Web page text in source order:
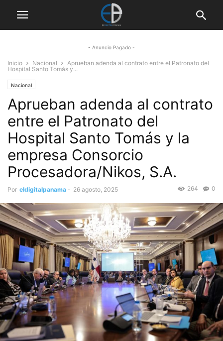
- Anuncio Pagado -
Inicio Nacional
Aprueban adenda al contrato entre el Patronato del
Hospital Santo Tomás y...
Nacional
Aprueban adenda al contrato
entre el Patronato del
Hospital Santo Tomás y la
empresa Consorcio
Procesadora/Nikos, S.A.
Por eldigitalpanama - 26 agosto, 2025 0
264